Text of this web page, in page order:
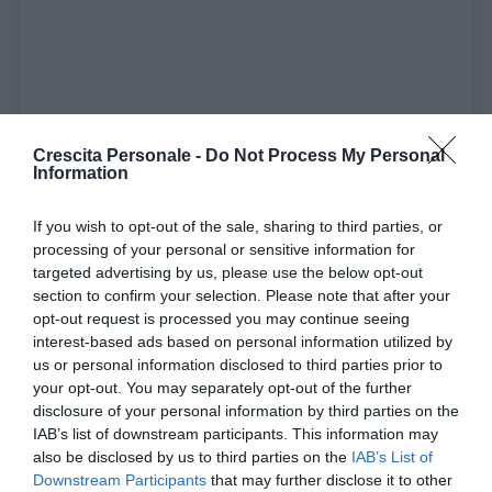
Crescita Personale - Do Not Process My Personal
Information
If you wish to opt-out of the sale, sharing to third parties, or
processing of your personal or sensitive information for
targeted advertising by us, please use the below opt-out
section to confirm your selection. Please note that after your
opt-out request is processed you may continue seeing
interest-based ads based on personal information utilized by
us or personal information disclosed to third parties prior to
your opt-out. You may separately opt-out of the further
disclosure of your personal information by third parties on the
IAB’s list of downstream participants. This information may
also be disclosed by us to third parties on the IAB’s List of
Downstream Participants that may further disclose it to other
Burnout
professionale sull'identità dell'individuo è il
burnout
Si tratta di un sindrome tipica delle professioni d'aiuto
che porta il professionista a sentirsi privo di
motivazioni, emotivamente svuotato, come se non
avesse più altro da dare. Le cause possono essere
molteplici, ma ciò che qui ci interessa è che glieffetti
sulla vita personaledell'individuo per qualcosa che
riguarda il proprio ruolo professionale sono
devastanti. La demotivazioni infatti pervade tutta la
vita dell'individuo che non ritrovandosi più nel proprio